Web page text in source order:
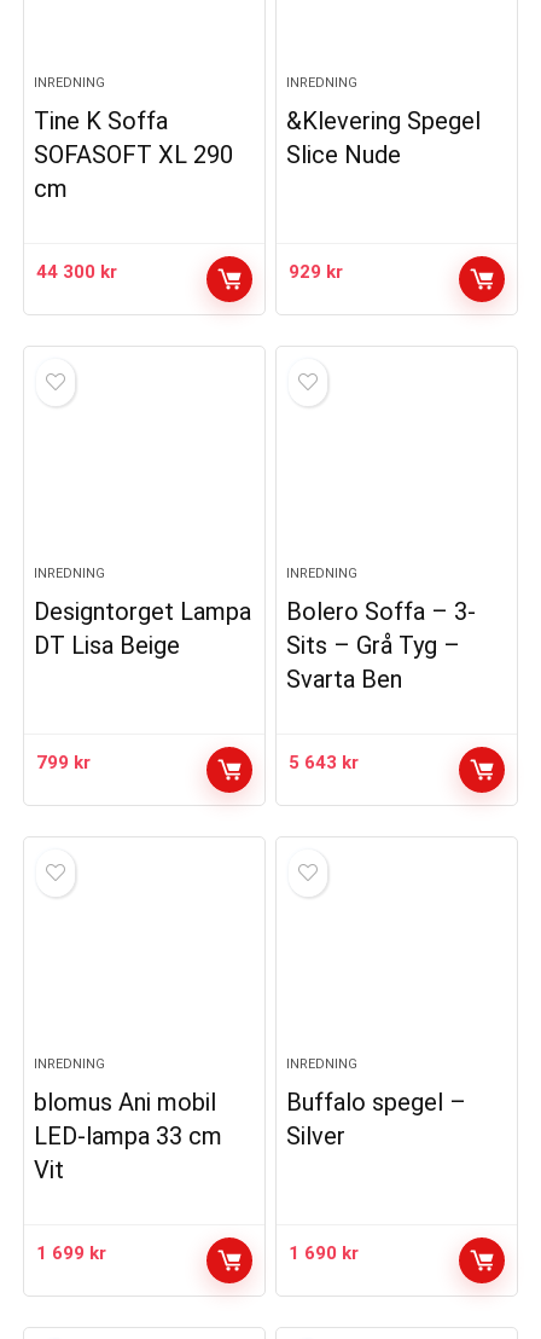
INREDNING
Tine K Soffa
SOFASOFT XL 290
cm
44 300 kr
INREDNING
&Klevering Spegel
Slice Nude
929 kr
INREDNING
Designtorget Lampa
DT Lisa Beige
799 kr
INREDNING
Bolero Soffa – 3-
Sits – Grå Tyg –
Svarta Ben
5 643 kr
INREDNING
blomus Ani mobil
LED-lampa 33 cm
Vit
1 699 kr
INREDNING
Buffalo spegel –
Silver
1 690 kr